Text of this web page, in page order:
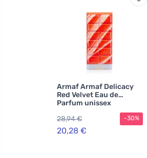
Armaf Armaf Delicacy
Red Velvet Eau de
Parfum unissex
28,94 €
20,28 €
-30%